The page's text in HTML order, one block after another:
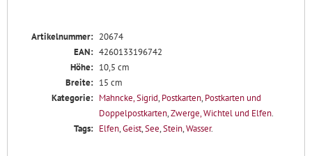
Artikelnummer: 20674
EAN: 4260133196742
Höhe: 10,5 cm
Breite: 15 cm
Kategorie: Mahncke, Sigrid, Postkarten, Postkarten und
Doppelpostkarten,Zwerge, Wichtel und Elfen.
Tags: Elfen,Geist,See,Stein,Wasser.